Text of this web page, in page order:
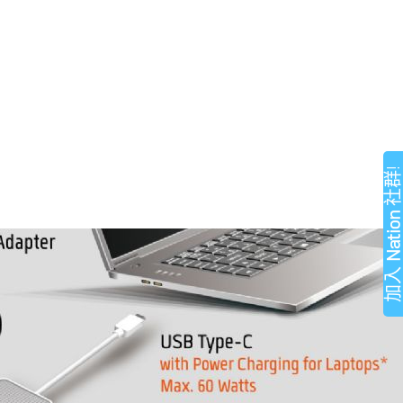
加入
Nation
社群!